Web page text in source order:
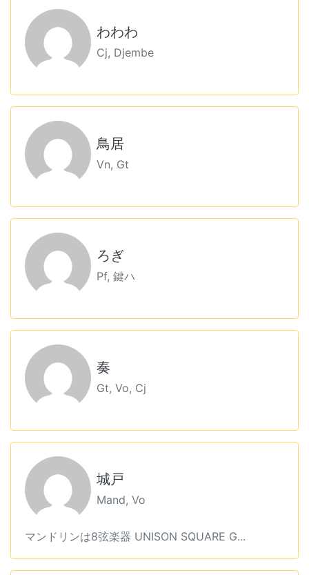
わわわ
Cj, Djembe
鳥居
Vn, Gt
ろぎ
Pf, 鍵ハ
奏
Gt, Vo, Cj
城戸
Mand, Vo
マンドリンは8弦楽器 UNISON SQUARE G...